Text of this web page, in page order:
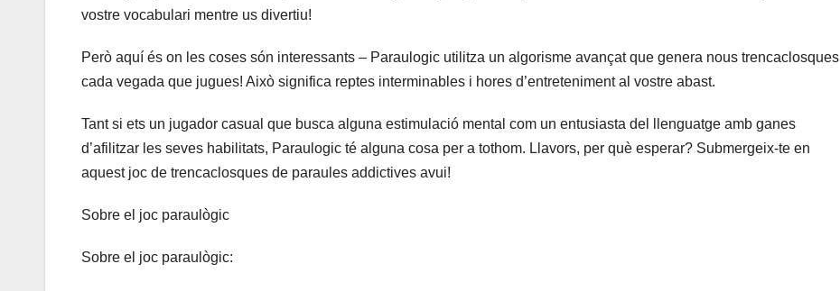
vostre vocabulari mentre us divertiu!
Però aquí és on les coses són interessants – Paraulogic utilitza un algorisme avançat que genera nous trencaclosques
cada vegada que jugues! Això significa reptes interminables i hores d’entreteniment al vostre abast.
Tant si ets un jugador casual que busca alguna estimulació mental com un entusiasta del llenguatge amb ganes
d’afilitzar les seves habilitats, Paraulogic té alguna cosa per a tothom. Llavors, per què esperar? Submergeix-te en
aquest joc de trencaclosques de paraules addictives avui!
Sobre el joc paraulògic
Sobre el joc paraulògic: